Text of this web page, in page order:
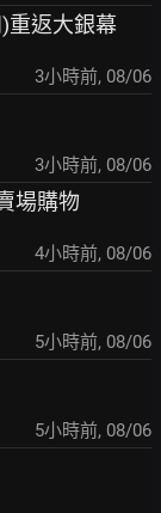
重返大銀幕
3小時前, 08/06
3小時前, 08/06
場購物
4小時前, 08/06
5小時前, 08/06
5小時前, 08/06